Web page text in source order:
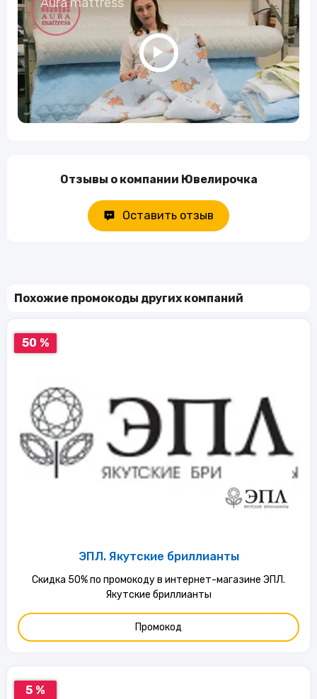
Отзывы о компании Ювелирочка
Оставить отзыв
Похожие промокоды других компаний
50 %
ЭПЛ. Якутские бриллианты
Скидка 50% по промокоду в интернет-магазине ЭПЛ.
Якутские бриллианты
Промокод
5 %